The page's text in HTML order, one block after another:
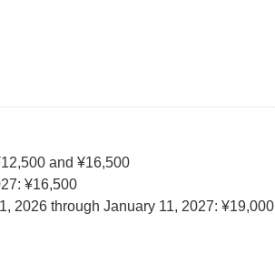
and ¥16,500
¥16,500
2026 through January 11, 2027: ¥19,000